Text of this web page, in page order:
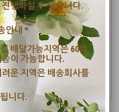
has a detoxification effect that is
can also improve your
such as citric acid and malic acid,
Quality Green Plum
concentrate that is frozen and
a clean, smooth flavor. Jinro
who prefers liquor with a low
with a subtle flavor.
행하실 수 있습니다.
안내 *
배달가능지역은 60유
이 가능합니다.
운 지역은 배송회사를
니다.